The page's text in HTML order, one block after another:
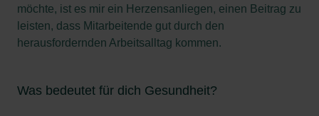
möchte, ist es mir ein Herzensanliegen, einen Beitrag zu
leisten, dass Mitarbeitende gut durch den
herausfordernden Arbeitsalltag kommen.
Was bedeutet für dich Gesundheit?